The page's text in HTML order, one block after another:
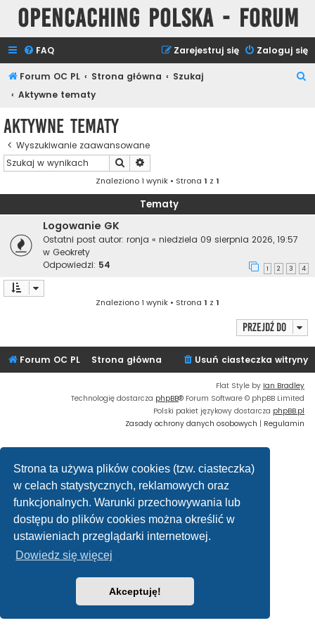
Strona ta używa plików cookies (tzw. ciasteczka)
w celach statystycznych, reklamowych oraz
funkcjonalnych. Warunki przechowywania lub
dostępu do plików cookies można określić w
ustawieniach przeglądarki internetowej.
Dowiedz się więcej
Akceptuję!
Opencaching Polska - Forum
FAQ Zaloguj się
Zarejestruj się
Forum OC PL Strona główna
Szukaj
Aktywne tematy
Aktywne tematy
Wyszukiwanie zaawansowane
Szukaj
Znaleziono 1 wynik • Strona 1 z 1
Tematy
Logowanie GK
Ostatni post autor: ronja « niedziela 09 sierpnia 2026, 19:57
w Geokrety
Odpowiedzi: 54 1 2 3 4
Znaleziono 1 wynik • Strona 1 z 1
Przejdź do
Forum OC PL Strona główna Usuń ciasteczka witryny
Flat Style by Ian Bradley
Technologię dostarcza phpBB® Forum Software © phpBB Limited
Polski pakiet językowy dostarcza phpBB.pl
Zasady ochrony danych osobowych | Regulamin